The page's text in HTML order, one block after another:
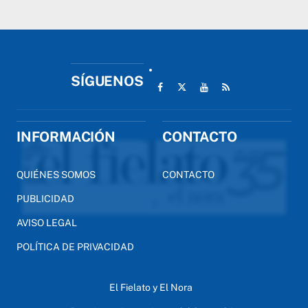
SÍGUENOS
INFORMACIÓN
QUIÉNES SOMOS
PUBLICIDAD
AVISO LEGAL
POLÍTICA DE PRIVACIDAD
CONTACTO
CONTACTO
El Fielato y El Nora